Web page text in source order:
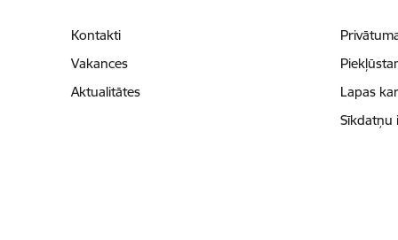
Kontakti
Vakances
Aktualitātes
Lapas
Sīkdatņu